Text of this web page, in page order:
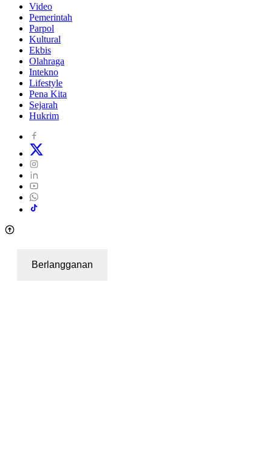
Video
Pemerintah
Parpol
Kultural
Ekbis
Olahraga
Intekno
Lifestyle
Pena Kita
Sejarah
Hukrim
Berlangganan